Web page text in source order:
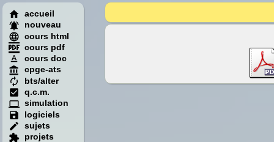
accueil
nouveau
cours html
cours pdf
cours doc
cpge-ats
bts/alter
q.c.m.
simulation
logiciels
sujets
projets